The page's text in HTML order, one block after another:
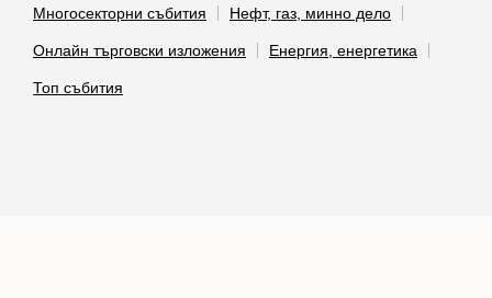
Многосекторни събития Нефт, газ, минно дело
Онлайн търговски изложения Енергия, енергетика
Топ събития